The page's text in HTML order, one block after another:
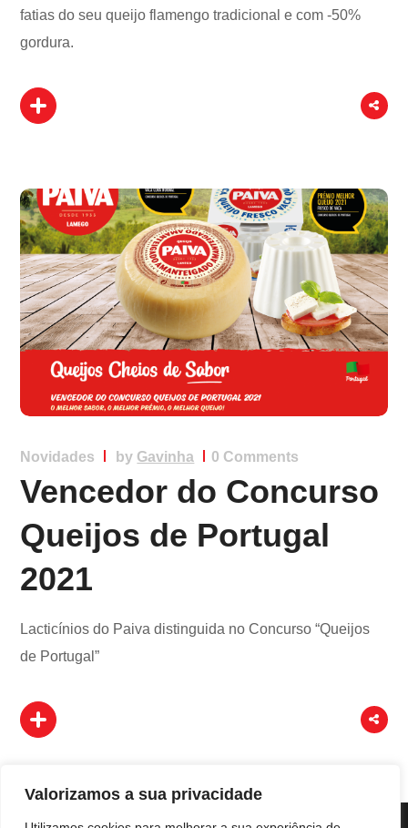
Valorizamos a sua privacidade
fatias do seu queijo flamengo tradicional e com -50%
gordura.
Novidades by Gavinha 0 Comments
Vencedor do Concurso
Queijos de Portugal
2021
Lacticínios do Paiva distinguida no Concurso “Queijos
de Portugal”